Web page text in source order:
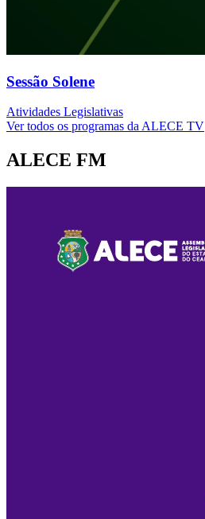
Sessão Solene
Atividades Legislativas
Ver todos os programas da ALECE TV
ALECE FM